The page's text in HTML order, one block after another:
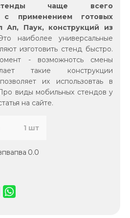
чаще всего
с применением готовых
Ап, Паук, конструкций из
наиболее универсальные
изготовить стенд быстро.
- возможнотсь смены
такие конструкции
их использовтаь в
виды мобильных стендов у
на сайте.
1 шт
0.0